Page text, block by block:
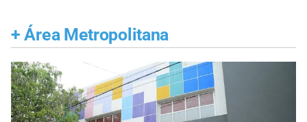
+ Área Metropolitana